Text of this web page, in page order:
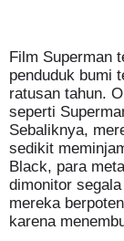
Film Superman
penduduk bumi
ratusan tahun.
seperti
Sebaliknya,
sedikit
Black, para
dimonitor
mereka
karena